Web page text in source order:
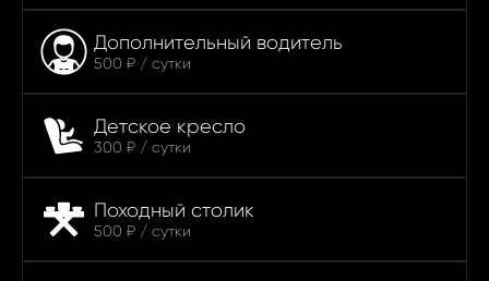
Дополнительный водитель
500 ₽ / сутки
Детское кресло
300 ₽ / сутки
Походный столик
500 ₽ / сутки